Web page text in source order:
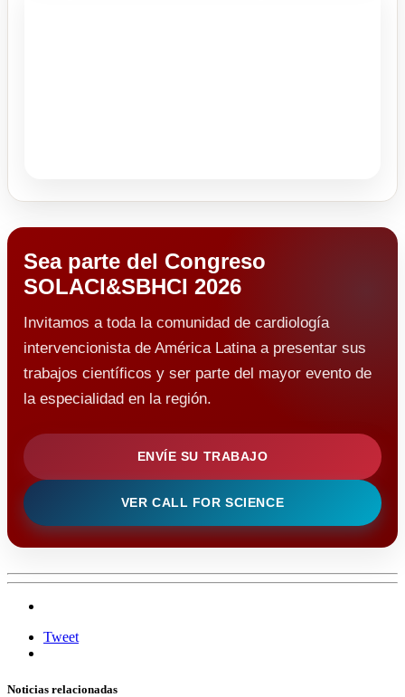
Sea parte del Congreso
SOLACI&SBHCI 2026
Invitamos a toda la comunidad de cardiología
intervencionista de América Latina a presentar sus
trabajos científicos y ser parte del mayor evento de
la especialidad en la región.
ENVÍE SU TRABAJO
VER CALL FOR SCIENCE
Tweet
Noticias relacionadas